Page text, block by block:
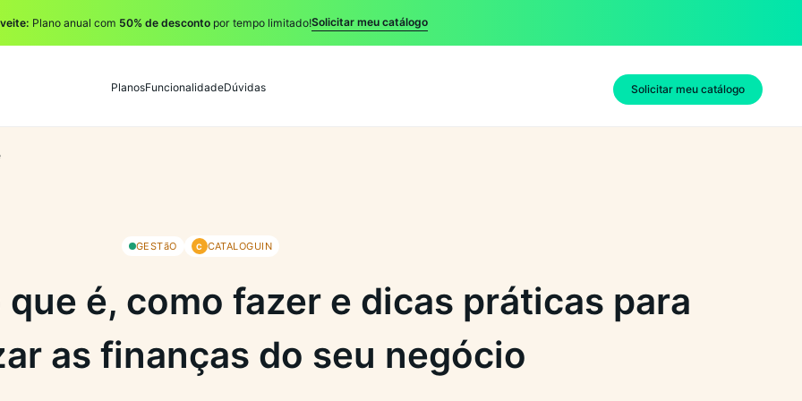
Plano anual com 50% de descontopor tempo limitado!Solicitar meu catálogo
PlanosFuncionalidadeDúvidas Solicitar meu catálogo
GESTãO C CATALOGUIN
é, como fazer e dicas práticas para
as finanças do seu negócio